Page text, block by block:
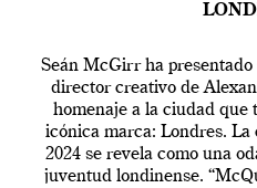
Seán McGirr ha
director creativo de
homenaje a la ciudad que
icónica marca: Londres.
2024 se revela como una
juventud londinense.